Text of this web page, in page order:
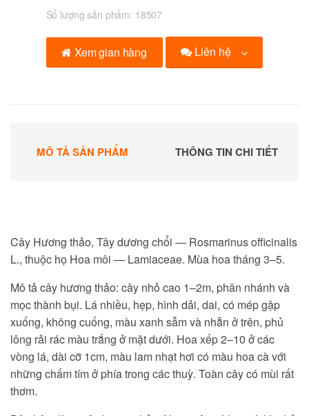
Số lượng sản phẩm: 18507
Xem gian hàng Liên hệ
MÔ TẢ SẢN PHẨM THÔNG TIN CHI TIẾT
Cây Hương thảo, Tây dương chổi — Rosmarinus officinalis
L., thuộc họ Hoa môi — Lamiaceae. Mùa hoa tháng 3–5.
Mô tả cây hương thảo: cây nhỏ cao 1–2m, phân nhánh và
mọc thành bụi. Lá nhiều, hẹp, hình dải, dai, có mép gập
xuống, không cuống, màu xanh sẫm và nhẵn ở trên, phủ
lông rải rác màu trắng ở mặt dưới. Hoa xếp 2–10 ở các
vòng lá, dài cỡ 1cm, màu lam nhạt hơi có màu hoa cà với
những chấm tím ở phía trong các thuỳ. Toàn cây có mùi rất
thơm.